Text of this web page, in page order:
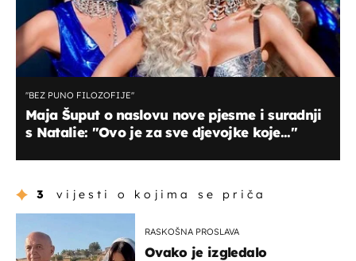
''BEZ PUNO FILOZOFIJE''
Maja Šuput o naslovu nove pjesme i suradnji
s Natalie: ''Ovo je za sve djevojke koje...''
3 vijesti o kojima se priča
RASKOŠNA PROSLAVA
Ovako je izgledalo